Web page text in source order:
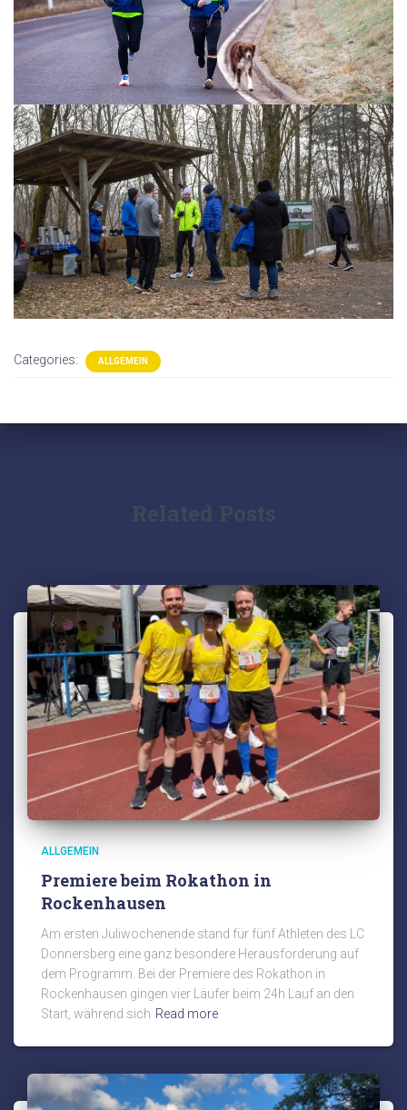
Categories: ALLGEMEIN
ALLGEMEIN
Premiere beim Rokathon in
Rockenhausen
Am ersten Juliwochenende stand für fünf Athleten des LC
Donnersberg eine ganz besondere Herausforderung auf
dem Programm. Bei der Premiere des Rokathon in
Rockenhausen gingen vier Läufer beim 24h Lauf an den
Start, während sich Read more